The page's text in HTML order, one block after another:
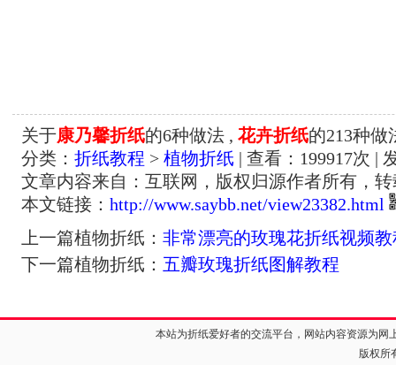
关于康乃馨折纸的6种做法 , 花卉折纸的213种做
分类： 折纸教程 > 植物折纸 | 查看： 199917次 |
文章内容来自：互联网，版权归源作者所有，
本文链接： http://www.saybb.net/view23382.html
上一篇植物折纸： 非常漂亮的玫瑰花折纸视频教
下一篇植物折纸： 五瓣玫瑰折纸图解教程
本站为折纸爱好者的交流平台，网站内容资源为
版权所